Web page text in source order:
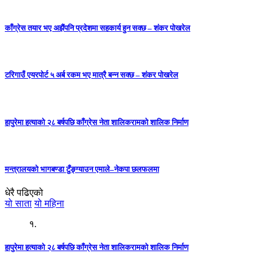
काँग्रेस तयार भए अझैंपनि प्रदेशमा सहकार्य हुन सक्छ – शंकर पोखरेल
टरिगाउँ एयरपोर्ट ५ अर्ब रकम भए मात्रै बन्न सक्छ – शंकर पोखरेल
हापुरेमा हत्याको २८ बर्षपछि काँग्रेस नेता शालिकरामको शालिक निर्माण
मन्त्रालयको भागबण्डा टुँङ्ग्याउन एमाले–नेकपा छलफलमा
धेरै पढिएको
यो साता यो महिना
१.
हापुरेमा हत्याको २८ बर्षपछि काँग्रेस नेता शालिकरामको शालिक निर्माण